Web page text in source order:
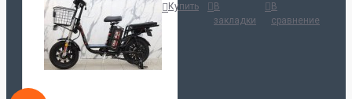
Купить
В
закладки
В
сравнение